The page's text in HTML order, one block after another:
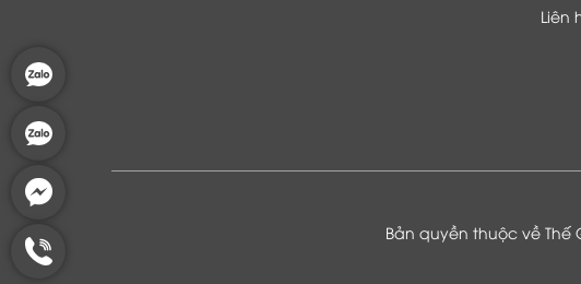
Liên
tâm và tin tưởng đội ngũ kỹ thuật, chăm
sóc khách hàng luôn hỗ trợ khách hàng
Là
Bản quyền thuộc về Thế